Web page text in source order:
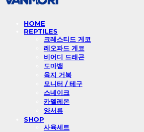
HOME
REPTILES
크레스티드 게코
레오파드 게코
비어디 드래곤
도마뱀
육지 거북
모니터 / 테구
스네이크
카멜레온
양서류
SHOP
사육세트